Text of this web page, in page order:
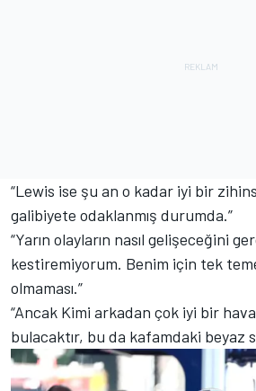
“Lewis ise şu an o kadar iyi bir
galibiyete odaklanmış durumda.”
“Yarın olayların nasıl gelişeceğini
kestiremiyorum. Benim için tek
olmaması.”
“Ancak Kimi arkadan çok iyi bir
bulacaktır, bu da kafamdaki beyaz